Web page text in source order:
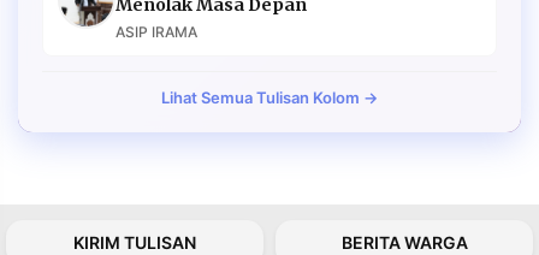
Menolak Masa Depan
ASIP IRAMA
Lihat Semua Tulisan Kolom →
KIRIM TULISAN BERITA WARGA